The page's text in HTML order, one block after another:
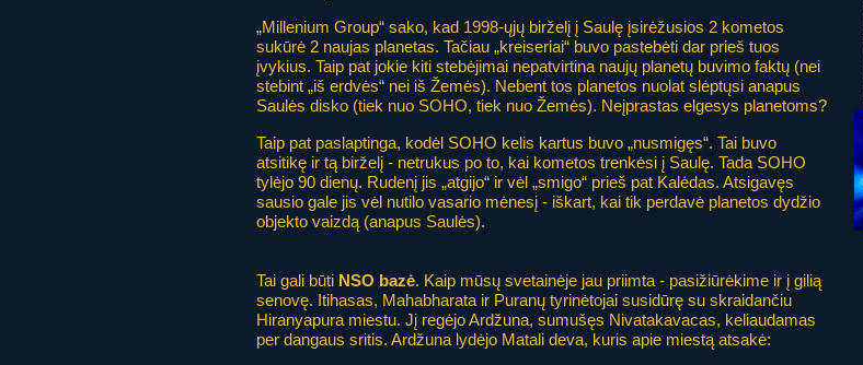
„Millenium Group“ sako, kad 1998-ųjų birželį į Saulę įsirėžusios 2 kometos
sukūrė 2 naujas planetas. Tačiau „kreiseriai“ buvo pastebėti dar prieš tuos
įvykius. Taip pat jokie kiti stebėjimai nepatvirtina naujų planetų buvimo faktų (nei
stebint „iš erdvės“ nei iš Žemės). Nebent tos planetos nuolat slėptųsi anapus
Saulės disko (tiek nuo SOHO, tiek nuo Žemės). Neįprastas elgesys planetoms?
Taip pat paslaptinga, kodėl SOHO kelis kartus buvo „nusmigęs“. Tai buvo
atsitikę ir tą birželį - netrukus po to, kai kometos trenkėsi į Saulę. Tada SOHO
tylėjo 90 dienų. Rudenį jis „atgijo“ ir vėl „smigo“ prieš pat Kalėdas. Atsigavęs
sausio gale jis vėl nutilo vasario mėnesį - iškart, kai tik perdavė planetos dydžio
objekto vaizdą (anapus Saulės).
Tai gali būti NSO bazė. Kaip mūsų svetainėje jau priimta - pasižiūrėkime ir į gilią
senovę. Itihasas, Mahabharata ir Puranų tyrinėtojai susidūrę su skraidančiu
Hiranyapura miestu. Jį regėjo Ardžuna, sumušęs Nivatakavacas, keliaudamas
per dangaus sritis. Ardžuna lydėjo Matali deva, kuris apie miestą atsakė: